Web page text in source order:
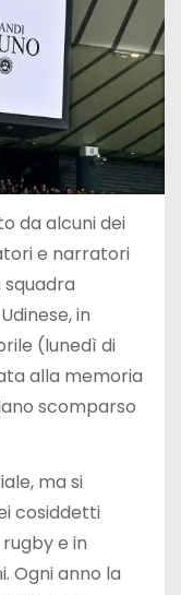
da alcuni dei
e narratori
in
(lunedì di
alla memoria
scomparso
ma si
cosiddetti
e in
Ogni anno la